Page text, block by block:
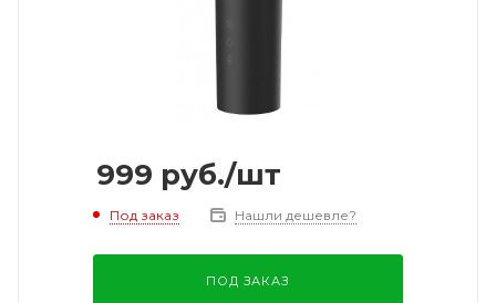
999 руб./шт
Под заказ Нашли дешевле?
ПОД ЗАКАЗ